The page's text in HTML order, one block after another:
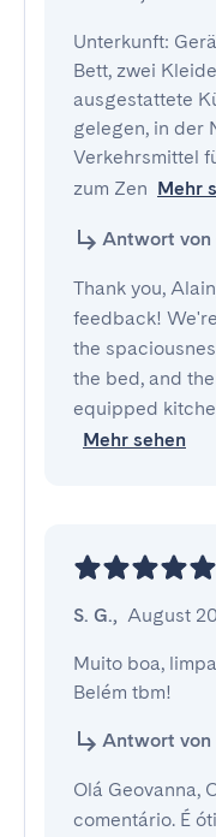
Unterkunft:
Bett, zwei
ausgestattete
gelegen, in der
Verkehrsmittel
zum Zen Mehr
Antwort von
Thank you,
feedback!
the
the bed, and
equipped
Mehr sehen
S. G., August
Muito boa,
Belém tbm!
Antwort von
Olá Geovanna,
comentário. É